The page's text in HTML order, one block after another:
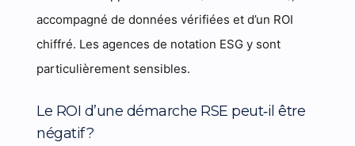
accompagné de données vérifiées et d’un ROI
chiffré. Les agences de notation ESG y sont
particulièrement sensibles.
Le ROI d’une démarche RSE peut‑il être
négatif ?